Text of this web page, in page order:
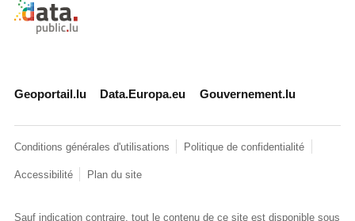
Retour à l'accueil de data.public.lu
Geoportail.lu Data.Europa.eu Gouvernement.lu
Conditions générales d'utilisations Politique de confidentialité
Accessibilité Plan du site
Sauf indication contraire, tout le contenu de ce site est disponible sous